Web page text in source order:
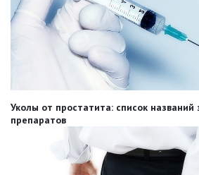
Уколы от простатита: список
препаратов